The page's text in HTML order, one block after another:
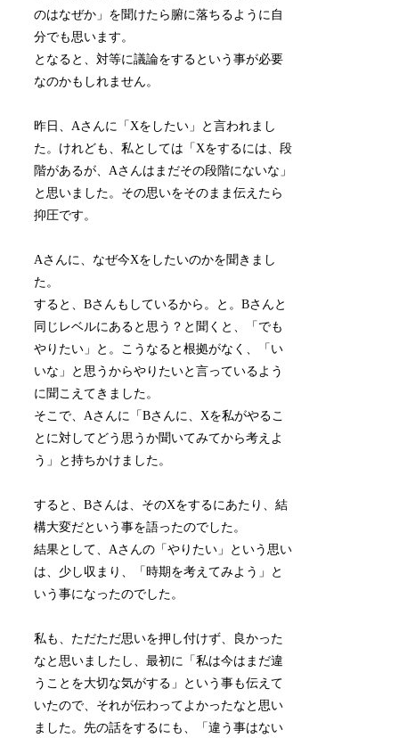
のはなぜか」を聞けたら腑に落ちるように自
分でも思います。
となると、対等に議論をするという事が必要
なのかもしれません。
昨日、Aさんに「Xをしたい」と言われまし
た。けれども、私としては「Xをするには、段
階があるが、Aさんはまだその段階にないな」
と思いました。その思いをそのまま伝えたら
抑圧です。
Aさんに、なぜ今Xをしたいのかを聞きまし
た。
すると、Bさんもしているから。と。Bさんと
同じレベルにあると思う？と聞くと、「でも
やりたい」と。こうなると根拠がなく、「い
いな」と思うからやりたいと言っているよう
に聞こえてきました。
そこで、Aさんに「Bさんに、Xを私がやるこ
とに対してどう思うか聞いてみてから考えよ
う」と持ちかけました。
すると、Bさんは、そのXをするにあたり、結
構大変だという事を語ったのでした。
結果として、Aさんの「やりたい」という思い
は、少し収まり、「時期を考えてみよう」と
いう事になったのでした。
私も、ただただ思いを押し付けず、良かった
なと思いましたし、最初に「私は今はまだ違
うことを大切な気がする」という事も伝えて
いたので、それが伝わってよかったなと思い
ました。先の話をするにも、「違う事はない